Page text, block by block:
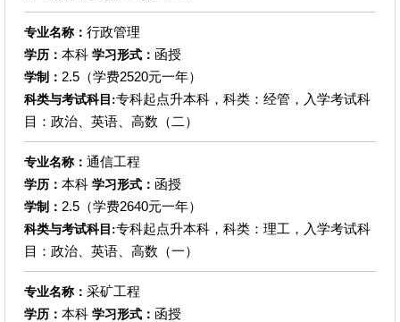
专业名称： 行政管理
学历： 本科 学习形式： 函授
学制： 2.5（学费2520元一年）
科类与考试科目:专科起点升本科，科类：经管，入学考试科
目：政治、英语、高数（二）
专业名称： 通信工程
学历： 本科 学习形式： 函授
学制： 2.5（学费2640元一年）
科类与考试科目:专科起点升本科，科类：理工，入学考试科
目：政治、英语、高数（一）
专业名称： 采矿工程
学历： 本科 学习形式： 函授